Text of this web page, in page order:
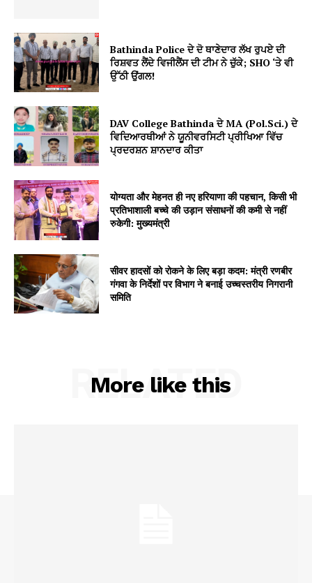
Bathinda Police ਦੇ ਦੋ ਥਾਣੇਦਾਰ ਲੱਖ ਰੁਪਏ ਦੀ
ਰਿਸ਼ਵਤ ਲੈਂਦੇ ਵਿਜੀਲੈਂਸ ਦੀ ਟੀਮ ਨੇ ਚੁੱਕੇ; SHO ‘ਤੇ ਵੀ
ਉੱਠੀ ਉਂਗਲ!
DAV College Bathinda ਦੇ MA (Pol.Sci.) ਦੇ
ਵਿਦਿਆਰਥੀਆਂ ਨੇ ਯੂਨੀਵਰਸਿਟੀ ਪ੍ਰੀਖਿਆ ਵਿੱਚ
ਪ੍ਰਦਰਸ਼ਨ ਸ਼ਾਨਦਾਰ ਕੀਤਾ
योग्यता और मेहनत ही नए हरियाणा की पहचान, किसी भी
प्रतिभाशाली बच्चे की उड़ान संसाधनों की कमी से नहीं
रुकेगी: मुख्यमंत्री
सीवर हादसों को रोकने के लिए बड़ा कदम: मंत्री रणबीर
गंगवा के निर्देशों पर विभाग ने बनाई उच्चस्तरीय निगरानी
समिति
More like this
RELATED